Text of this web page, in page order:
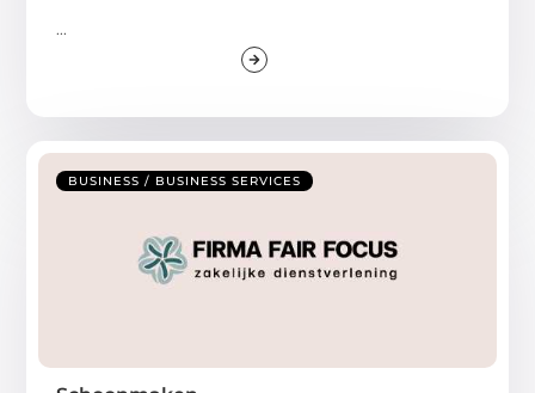
...
BUSINESS / BUSINESS SERVICES